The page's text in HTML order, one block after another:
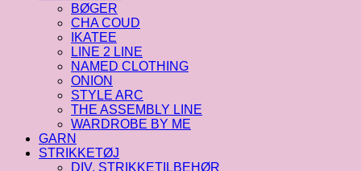
BØGER
CHA COUD
IKATEE
LINE 2 LINE
NAMED CLOTHING
ONION
STYLE ARC
THE ASSEMBLY LINE
WARDROBE BY ME
GARN
STRIKKETØJ
DIV. STRIKKETILBEHØR